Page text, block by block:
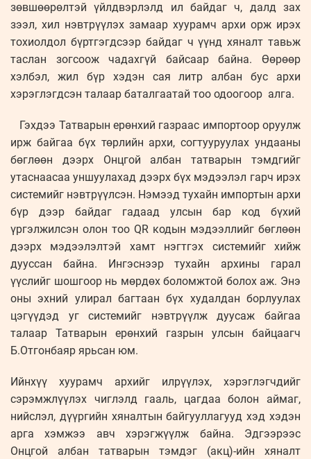
зөвшөөрөлтэй үйлдвэрлэлд ил байдаг ч, далд зах
зээл, хил нэвтрүүлэх замаар хуурамч архи орж ирэх
тохиолдол бүртгэгдсээр байдаг ч үүнд хяналт тавьж
таслан зогсоож чадахгүй байсаар байна. Өөрөөр
хэлбэл, жил бүр хэдэн сая литр албан бус архи
хэрэглэгдсэн талаар баталгаатай тоо одоогоор алга.
Гэхдээ Татварын ерөнхий газраас импортоор оруулж
ирж байгаа бүх төрлийн архи, согтууруулах ундааны
бөглөөн дээрх Онцгой албан татварын тэмдгийг
утаснаасаа уншуулахад дээрх бүх мэдээлэл гарч ирэх
системийг нэвтрүүлсэн. Нэмээд тухайн импортын архи
бүр дээр байдаг гадаад улсын бар код бүхий
үргэлжилсэн олон тоо QR кодын мэдээллийг бөглөөн
дээрх мэдээлэлтэй хамт нэгтгэх системийг хийж
дууссан байна. Ингэснээр тухайн архины гарал
үүслийг шошгоор нь мөрдөх боломжтой болох аж. Энэ
оны эхний улирал багтаан бүх худалдан борлуулах
цэгүүдэд уг системийг нэвтрүүлж дуусаж байгаа
талаар Татварын ерөнхий газрын улсын байцаагч
Б.Отгонбаяр ярьсан юм.
Ийнхүү хуурамч архийг илрүүлэх, хэрэглэгчдийг
сэрэмжлүүлэх чиглэлд гааль, цагдаа болон аймаг,
нийслэл, дүүргийн хяналтын байгууллагууд хэд хэдэн
арга хэмжээ авч хэрэгжүүлж байна. Эдгээрээс
Онцгой албан татварын тэмдэг (акц)-ийн хяналт